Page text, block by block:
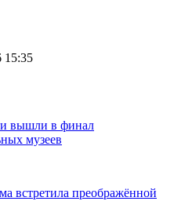
15:35
вышли в финал
музеев
встретила преображённой